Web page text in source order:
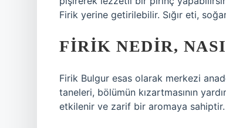
Firik yerine getirilebilir. Sığır eti,
FIRIK NEDIR,
Firik Bulgur esas olarak merkezi
taneleri, bölümün kızartmasının
etkilenir ve zarif bir aromaya sahiptir.